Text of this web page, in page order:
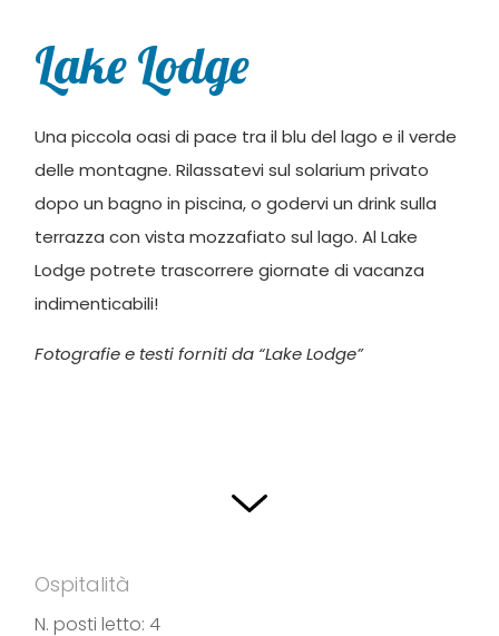
Lake Lodge
Una piccola oasi di pace tra il blu del lago e il verde
delle montagne. Rilassatevi sul solarium privato
dopo un bagno in piscina, o godervi un drink sulla
terrazza con vista mozzafiato sul lago. Al Lake
Lodge potrete trascorrere giornate di vacanza
indimenticabili!
Fotografie e testi forniti da “Lake Lodge”
Ospitalità
N. posti letto: 4